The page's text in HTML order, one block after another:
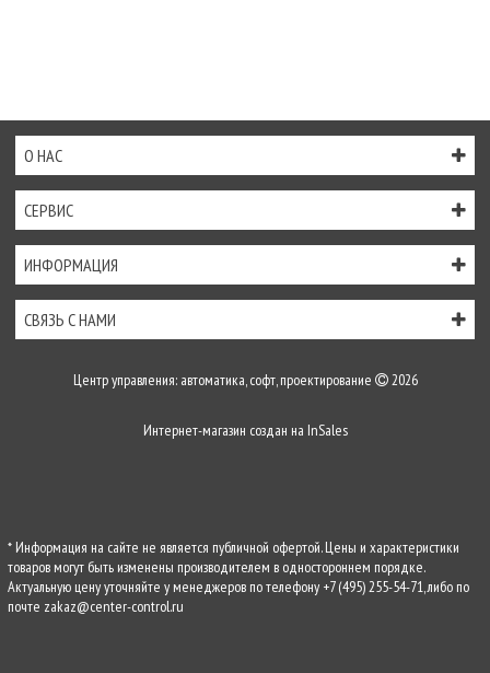
О НАС
СЕРВИС
ИНФОРМАЦИЯ
СВЯЗЬ С НАМИ
Центр управления: автоматика, софт, проектирование 2026
Интернет-магазин создан на InSales
* Информация на сайте не является публичной офертой. Цены и характеристики
товаров могут быть изменены производителем в одностороннем порядке.
Актуальную цену уточняйте у менеджеров по телефону +7 (495) 255-54-71, либо по
почте zakaz@center-control.ru